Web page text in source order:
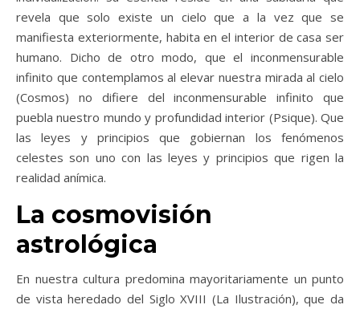
revela que solo existe un cielo que a la vez que se
manifiesta exteriormente, habita en el interior de casa ser
humano. Dicho de otro modo, que el inconmensurable
infinito que contemplamos al elevar nuestra mirada al cielo
(Cosmos) no difiere del inconmensurable infinito que
puebla nuestro mundo y profundidad interior (Psique). Que
las leyes y principios que gobiernan los fenómenos
celestes son uno con las leyes y principios que rigen la
realidad anímica.
La cosmovisión
astrológica
En nuestra cultura predomina mayoritariamente un punto
de vista heredado del Siglo XVIII (La Ilustración), que da